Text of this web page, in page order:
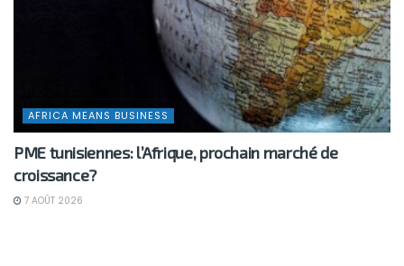
AFRICA MEANS BUSINESS
PME tunisiennes: l’Afrique, prochain marché de
croissance?
7 AOÛT 2026